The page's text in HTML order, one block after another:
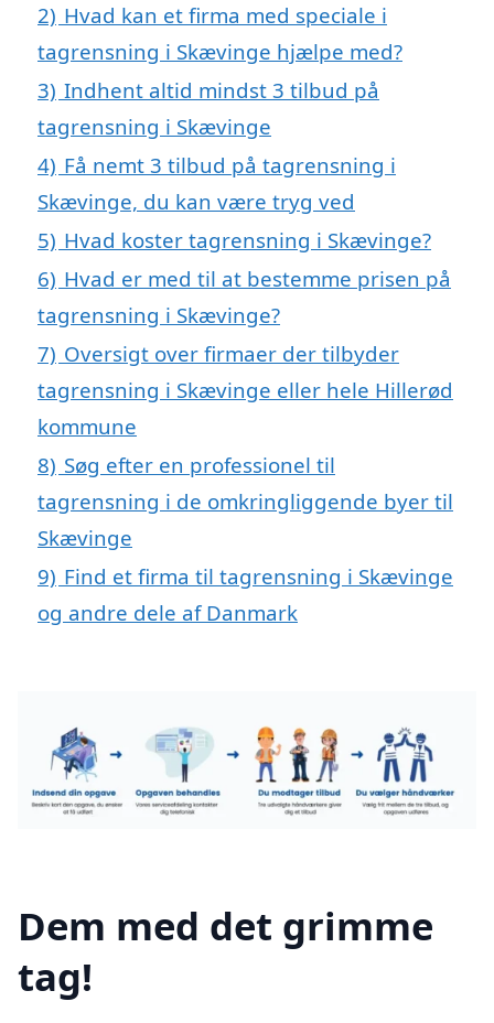
2) Hvad kan et firma med speciale i
tagrensning i Skævinge hjælpe med?
3) Indhent altid mindst 3 tilbud på
tagrensning i Skævinge
4) Få nemt 3 tilbud på tagrensning i
Skævinge, du kan være tryg ved
5) Hvad koster tagrensning i Skævinge?
6) Hvad er med til at bestemme prisen på
tagrensning i Skævinge?
7) Oversigt over firmaer der tilbyder
tagrensning i Skævinge eller hele Hillerød
kommune
8) Søg efter en professionel til
tagrensning i de omkringliggende byer til
Skævinge
9) Find et firma til tagrensning i Skævinge
og andre dele af Danmark
Dem med det grimme
tag!